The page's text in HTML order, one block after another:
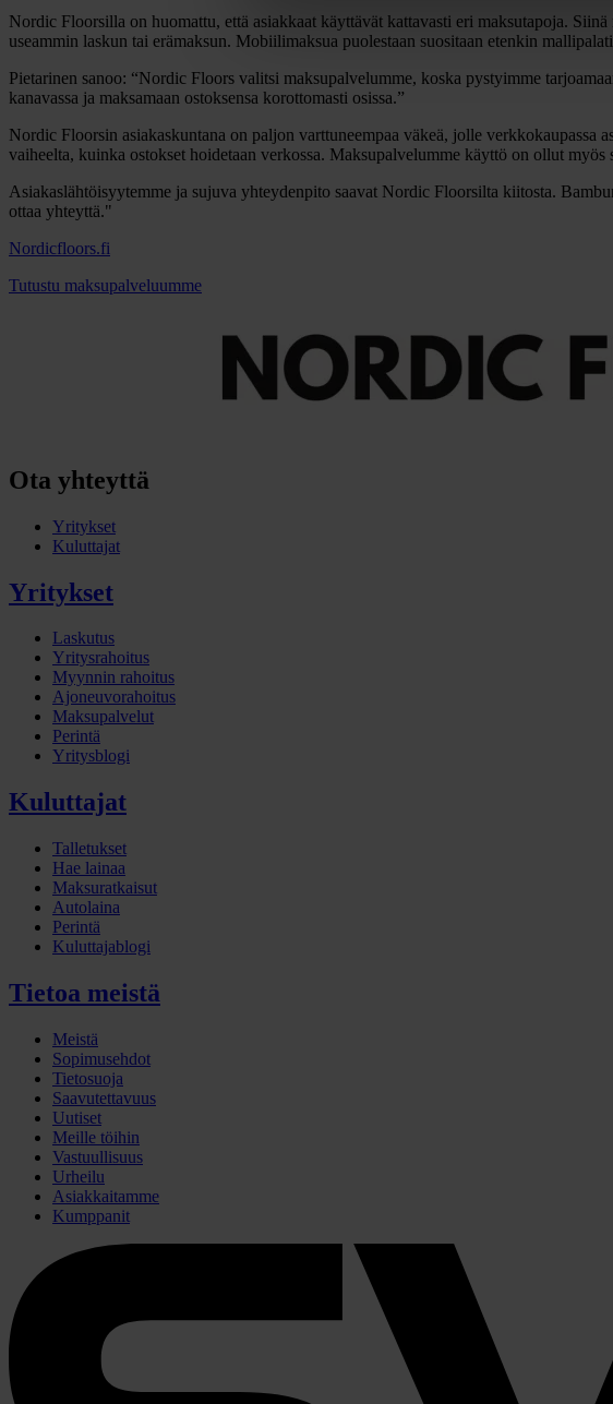
Nordic Floorsilla on huomattu, että asiakkaat käyttävät kattavasti eri maksutapoja.
useammin laskun tai erämaksun. Mobiilimaksua puolestaan suositaan etenkin
Pietarinen sanoo: “Nordic Floors valitsi maksupalvelumme, koska pystyimme
kanavassa ja maksamaan ostoksensa korottomasti osissa.”
Nordic Floorsin asiakaskuntana on paljon varttuneempaa väkeä, jolle
vaiheelta, kuinka ostokset hoidetaan verkossa. Maksupalvelumme käyttö on ollut myös
Asiakaslähtöisyytemme ja sujuva yhteydenpito saavat Nordic Floorsilta kiitosta.
ottaa yhteyttä."
Nordicfloors.fi
Tutustu maksupalveluumme
Ota yhteyttä
Yritykset
Kuluttajat
Yritykset
Laskutus
Yritysrahoitus
Myynnin rahoitus
Ajoneuvorahoitus
Maksupalvelut
Perintä
Yritysblogi
Kuluttajat
Talletukset
Hae lainaa
Maksuratkaisut
Autolaina
Perintä
Kuluttajablogi
Tietoa meistä
Meistä
Sopimusehdot
Tietosuoja
Saavutettavuus
Uutiset
Meille töihin
Vastuullisuus
Urheilu
Asiakkaitamme
Kumppanit